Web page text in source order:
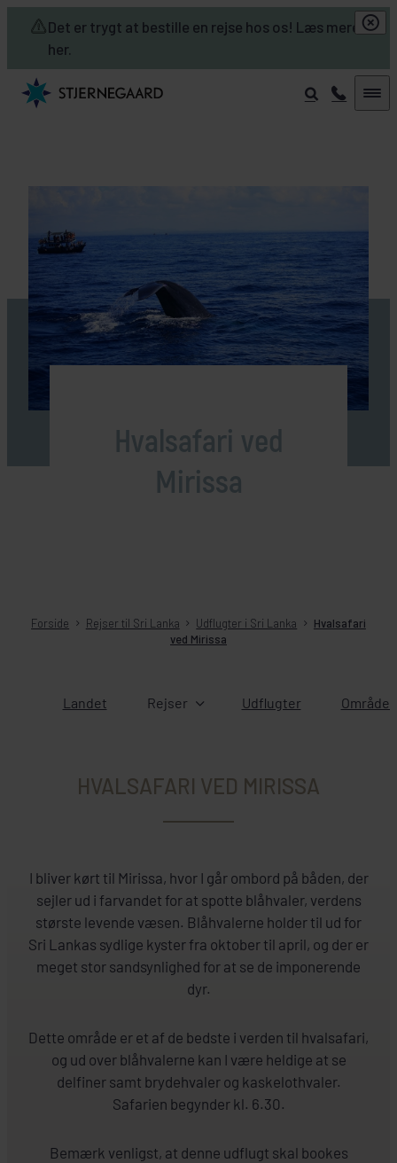
Det er trygt at bestille en rejse hos os! Læs mere
her.
Skip to main content
Hvalsafari ved
Mirissa
Forside Rejser til Sri Lanka Udflugter i Sri Lanka
Hvalsafari
ved Mirissa
Landet Rejser Udflugter
HVALSAFARI VED MIRISSA
I bliver kørt til Mirissa, hvor I går ombord på båden, der
sejler ud i farvandet for at spotte blåhvaler, verdens
største levende væsen. Blåhvalerne holder til ud for
Sri Lankas sydlige kyster fra oktober til april, og der er
meget stor sandsynlighed for at se de imponerende
dyr.
Dette område er et af de bedste i verden til hvalsafari,
og ud over blåhvalerne kan I være heldige at se
delfiner samt brydehvaler og kaskelothvaler.
Safarien begynder kl. 6.30.
Bemærk venligst, at denne udflugt skal bookes